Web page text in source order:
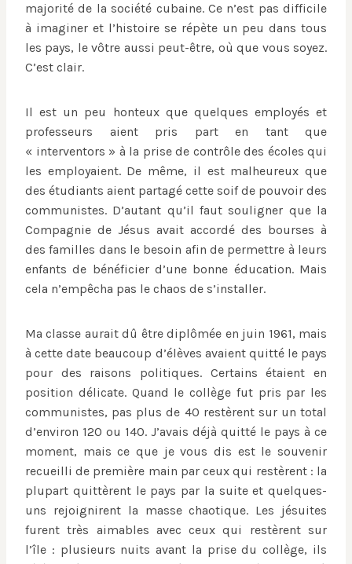
majorité de la société cubaine. Ce n’est pas difficile
à imaginer et l’histoire se répète un peu dans tous
les pays, le vôtre aussi peut-être, où que vous soyez.
C’est clair.
Il est un peu honteux que quelques employés et
professeurs aient pris part en tant que
« interventors » à la prise de contrôle des écoles qui
les employaient. De même, il est malheureux que
des étudiants aient partagé cette soif de pouvoir des
communistes. D’autant qu’il faut souligner que la
Compagnie de Jésus avait accordé des bourses à
des familles dans le besoin afin de permettre à leurs
enfants de bénéficier d’une bonne éducation. Mais
cela n’empêcha pas le chaos de s’installer.
Ma classe aurait dû être diplômée en juin 1961, mais
à cette date beaucoup d’élèves avaient quitté le pays
pour des raisons politiques. Certains étaient en
position délicate. Quand le collège fut pris par les
communistes, pas plus de 40 restèrent sur un total
d’environ 120 ou 140. J’avais déjà quitté le pays à ce
moment, mais ce que je vous dis est le souvenir
recueilli de première main par ceux qui restèrent : la
plupart quittèrent le pays par la suite et quelques-
uns rejoignirent la masse chaotique. Les jésuites
furent très aimables avec ceux qui restèrent sur
l’île : plusieurs nuits avant la prise du collège, ils